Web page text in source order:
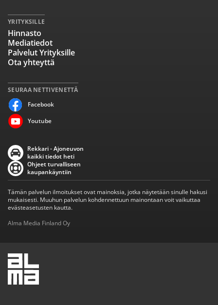
SEURAA NETTIVENETTÄ
Facebook
Youtube
YRITYKSILLE
Hinnasto
Mediatiedot
Palvelut Yrityksille
Ota yhteyttä
Rekkari - Ajoneuvon
kaikki tiedot heti
Ohjeet turvalliseen
kaupankäyntiin
Tämän palvelun ilmoitukset ovat mainoksia, jotka näytetään sinulle hakusi
mukaisesti. Muuhun palvelun kohdennettuun mainontaan voit vaikuttaa
evästeasetusten kautta.
Alma Media Finland Oy